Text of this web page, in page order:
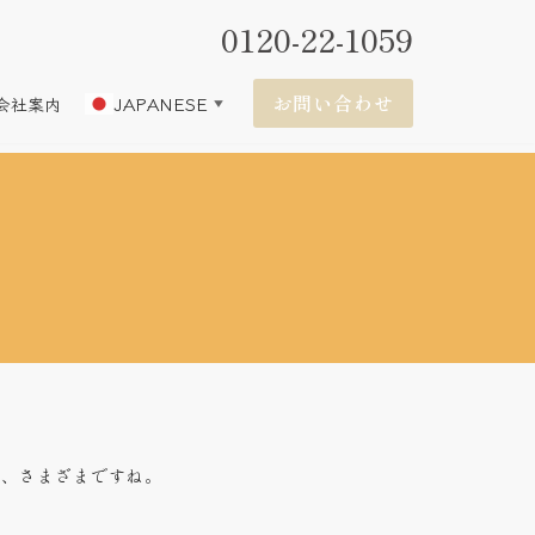
0120-22-1059
社案内 JAPANESE ▼ お問い合わせ
さまざまですね。